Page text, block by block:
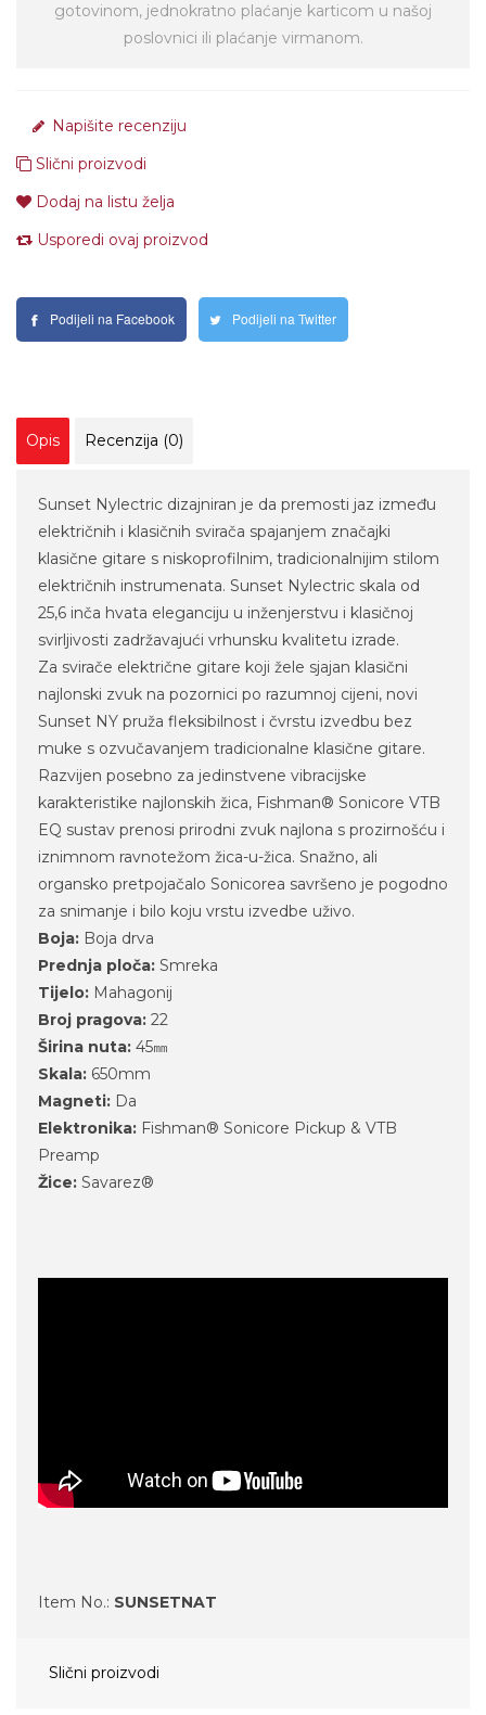
gotovinom, jednokratno plaćanje karticom u našoj
poslovnici ili plaćanje virmanom.
Napišite recenziju
Slični proizvodi
Dodaj na listu želja
Usporedi ovaj proizvod
Podijeli na Facebook Podijeli na Twitter
Opis Recenzija (0)
Sunset Nylectric dizajniran je da premosti jaz između
električnih i klasičnih svirača spajanjem značajki
klasične gitare s niskoprofilnim, tradicionalnijim stilom
električnih instrumenata. Sunset Nylectric skala od
25,6 inča hvata eleganciju u inženjerstvu i klasičnoj
svirljivosti zadržavajući vrhunsku kvalitetu izrade.
Za svirače električne gitare koji žele sjajan klasični
najlonski zvuk na pozornici po razumnoj cijeni, novi
Sunset NY pruža fleksibilnost i čvrstu izvedbu bez
muke s ozvučavanjem tradicionalne klasične gitare.
Razvijen posebno za jedinstvene vibracijske
karakteristike najlonskih žica, Fishman® Sonicore VTB
EQ sustav prenosi prirodni zvuk najlona s prozirnošću i
iznimnom ravnotežom žica-u-žica. Snažno, ali
organsko pretpojačalo Sonicorea savršeno je pogodno
za snimanje i bilo koju vrstu izvedbe uživo.
Boja: Boja drva
Prednja ploča: Smreka
Tijelo: Mahagonij
Broj pragova: 22
Širina nuta: 45㎜
Skala: 650mm
Magneti: Da
Elektronika: Fishman® Sonicore Pickup & VTB
Preamp
Žice: Savarez®
Item No.: SUNSETNAT
Slični proizvodi